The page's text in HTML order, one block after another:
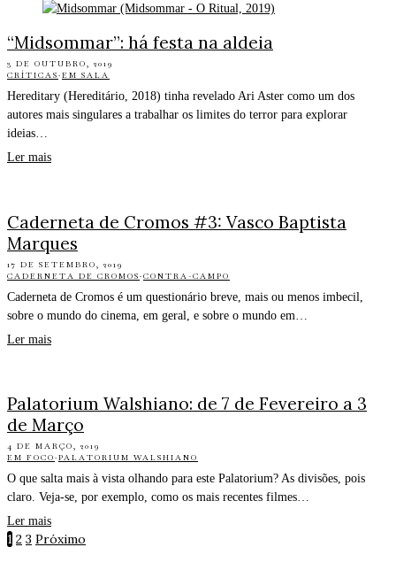
“Midsommar”: há festa na aldeia
3 DE OUTUBRO, 2019
CRÍTICAS·EM SALA
Hereditary (Hereditário, 2018) tinha revelado Ari Aster como um dos
autores mais singulares a trabalhar os limites do terror para explorar
ideias…
Ler mais
Caderneta de Cromos #3: Vasco Baptista
Marques
17 DE SETEMBRO, 2019
CADERNETA DE CROMOS·CONTRA-CAMPO
Caderneta de Cromos é um questionário breve, mais ou menos imbecil,
sobre o mundo do cinema, em geral, e sobre o mundo em…
Ler mais
Palatorium Walshiano: de 7 de Fevereiro a 3
de Março
4 DE MARÇO, 2019
EM FOCO·PALATORIUM WALSHIANO
O que salta mais à vista olhando para este Palatorium? As divisões, pois
claro. Veja-se, por exemplo, como os mais recentes filmes…
Ler mais
1 2 3 Próximo